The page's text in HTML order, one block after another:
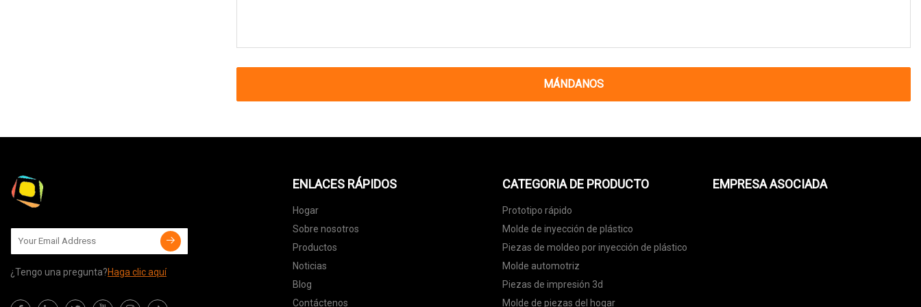
MÁNDANOS
¿Tengo una pregunta?Haga clic aquí
ENLACES RÁPIDOS
Hogar
Sobre nosotros
Productos
Noticias
Blog
Contáctenos
CATEGORIA DE PRODUCTO
Prototipo rápido
Molde de inyección de plástico
Piezas de moldeo por inyección de plástico
Molde automotriz
Piezas de impresión 3d
Molde de piezas del hogar
EMPRESA ASOCIADA